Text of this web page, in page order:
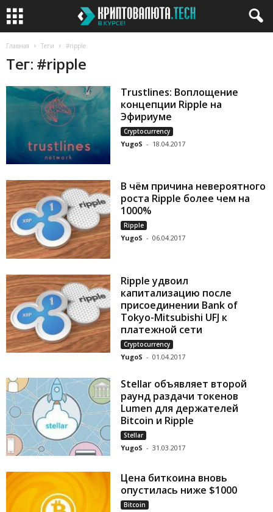
Главная Теги #ripple
Тег: #ripple
Trustlines: Воплощение
концепции Ripple на
Эфириуме
Cryptocurrency
YugoS - 18.04.2017
В чём причина невероятного
роста Ripple более чем на
1000%
Ripple
YugoS - 06.04.2017
Ripple удвоил
капитализацию после
присоединении Bank of
Tokyo-Mitsubishi UFJ к
платежной сети
Cryptocurrency
YugoS - 01.04.2017
Stellar объявляет второй
раунд раздачи токенов
Lumen для держателей
Bitcoin и Ripple
Stellar
YugoS - 31.03.2017
Цена биткоина вновь
опустилась ниже $1000
Bitcoin